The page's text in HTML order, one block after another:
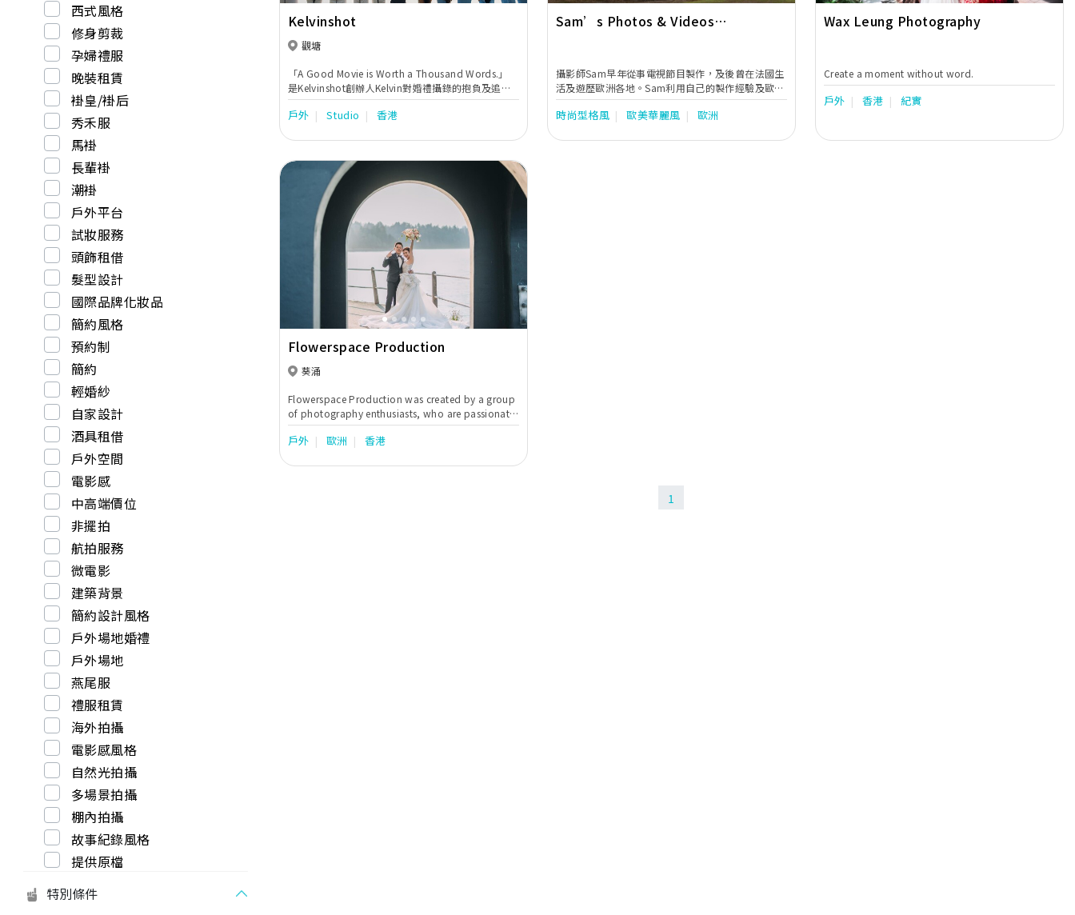
西式風格
修身剪裁
孕婦禮服
晚裝租賃
褂皇/褂后
秀禾服
馬褂
長輩褂
潮褂
戶外平台
試妝服務
頭飾租借
髮型設計
國際品牌化妝品
簡約風格
預約制
簡約
輕婚紗
自家設計
酒具租借
戶外空間
電影感
中高端價位
非擺拍
航拍服務
微電影
建築背景
簡約設計風格
戶外場地婚禮
戶外場地
燕尾服
禮服租賃
海外拍攝
電影感風格
自然光拍攝
多場景拍攝
棚內拍攝
故事紀錄風格
提供原檔
特別條件
Kelvinshot
觀塘
「A Good Movie is Worth a Thousand Words.」
是Kelvinshot創辦人Kelvin對婚禮攝錄的抱負及追
求。 多年來，Kelvinshot團隊一直堅持以「自然紀
實、歷久不衰、打動人心」為理念，透過自然、真實
人、富節奏及創意於一身的婚禮影像，讓新人回顧影
片時倍感甜蜜！Kelvinshot 團隊擅長以影片敘事，鏡
頭下，盡是一幕幕令人悸動的畫面，經常牽動著觀眾
的情緒，令人歡笑又流淚。由於影片中貫注濃烈的情
感，難怪深受新人喜愛！ 以認真及用心的工作態度見
稱的Kelvinshot團隊，一直享負盛名，深得新人喜
愛。在各大媒體及專業團體舉辦的評選中獲獎無數，
例如連續兩年奪得生活易香港婚禮攝錄大獎「最佳婚
禮精華影片-香港」金獎及生活易最人氣婚禮影片大獎
等，更連續6年奪得新婚生活易大賞的「新人至愛婚
禮攝影及錄影」。
戶外 Studio 香港
Sam’s Photos & Videos
攝影師Sam早年從事電視節目製作，​​及後曾在法國生
活及遊歷歐洲各地。Sam利用自己的製作經驗及歐洲
生活體驗，為香港人提供地道的歐洲婚紗攝影服務及
價錢合理的婚禮拍攝服務。Sam的拍攝方案都是他自
貨。
時尚型格風 歐美華麗風 歐洲
Wax Leung Photography
Create a moment without word.
戶外 香港 紀實
Previous Next
Flowerspace Production
葵涌
Flowerspace Production was created by a group
of photography enthusiasts, who are passionate
about exploring new shooting angles, striving for
perfection continuously and aiming to make
戶外 歐洲 香港
1